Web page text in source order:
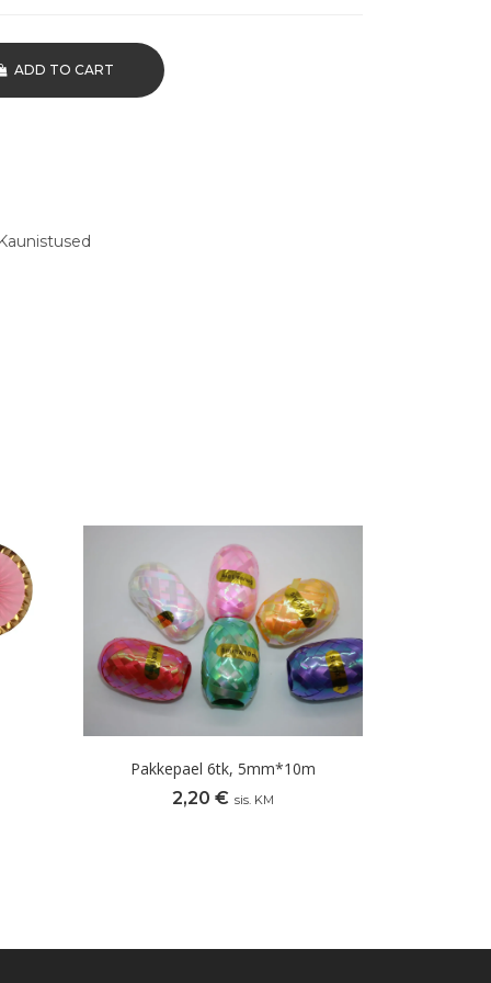
ADD TO CART
Pakkepael 6tk, 5mm*10m
2,20 € sis. KM